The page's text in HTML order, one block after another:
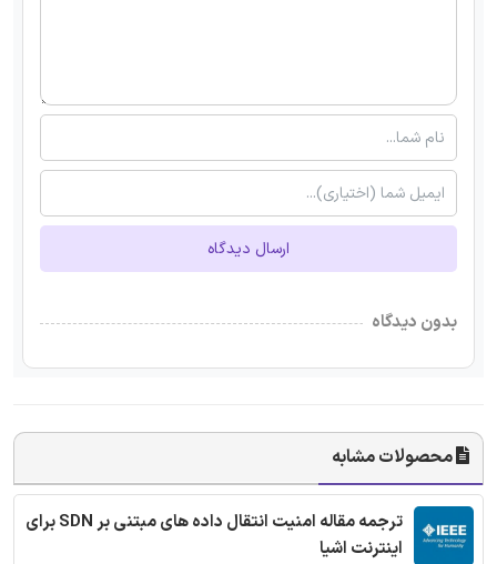
ارسال دیدگاه
بدون دیدگاه
محصولات مشابه
ترجمه مقاله امنیت انتقال داده های مبتنی بر SDN برای
اینترنت اشیا